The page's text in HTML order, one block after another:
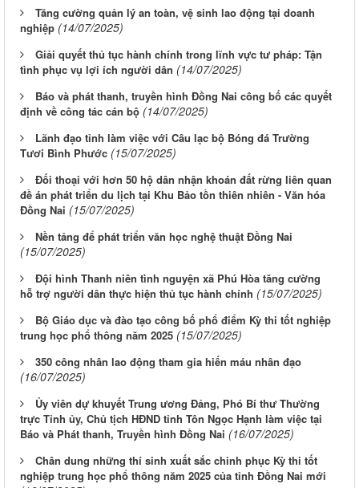
Tăng cường quản lý an toàn, vệ sinh lao động tại doanh
nghiệp (14/07/2025)
Giải quyết thủ tục hành chính trong lĩnh vực tư pháp: Tận
tình phục vụ lợi ích người dân (14/07/2025)
Báo và phát thanh, truyền hình Đồng Nai công bố các quyết
định về công tác cán bộ (14/07/2025)
Lãnh đạo tỉnh làm việc với Câu lạc bộ Bóng đá Trường
Tươi Bình Phước (15/07/2025)
Đối thoại với hơn 50 hộ dân nhận khoán đất rừng liên quan
đề án phát triển du lịch tại Khu Bảo tồn thiên nhiên - Văn hóa
Đồng Nai (15/07/2025)
Nền tảng để phát triển văn học nghệ thuật Đồng Nai
(15/07/2025)
Đội hình Thanh niên tình nguyện xã Phú Hòa tăng cường
hỗ trợ người dân thực hiện thủ tục hành chính (15/07/2025)
Bộ Giáo dục và đào tạo công bố phổ điểm Kỳ thi tốt nghiệp
trung học phổ thông năm 2025 (15/07/2025)
350 công nhân lao động tham gia hiến máu nhân đạo
(16/07/2025)
Ủy viên dự khuyết Trung ương Đảng, Phó Bí thư Thường
trực Tỉnh ủy, Chủ tịch HĐND tỉnh Tôn Ngọc Hạnh làm việc tại
Báo và Phát thanh, Truyền hình Đồng Nai (16/07/2025)
Chân dung những thí sinh xuất sắc chinh phục Kỳ thi tốt
nghiệp trung học phổ thông năm 2025 của tỉnh Đồng Nai mới